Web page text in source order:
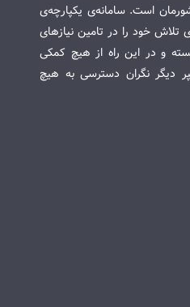
است. سامانه‌ی یکپارچه‌ی
تلاش خود را در تامین نیازهای
و در این راه از هیچ کمکی
دیگر نگران دسترسی به هیچ